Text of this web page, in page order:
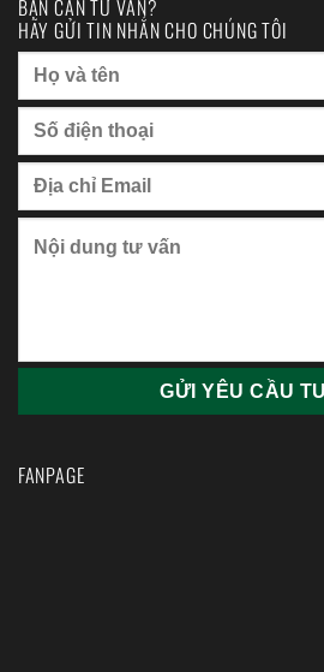
BẠN CẦN TƯ VẤN?
HÃY GỬI TIN NHẮN CHO CHÚNG TÔI
FANPAGE